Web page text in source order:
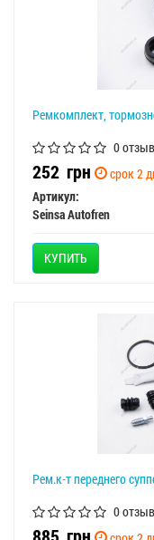
Ремкомплект,
0
252 грн
срок 2
Артикул:
Seinsa Autofren
КУПИТЬ
Рем.к-т переднего
0